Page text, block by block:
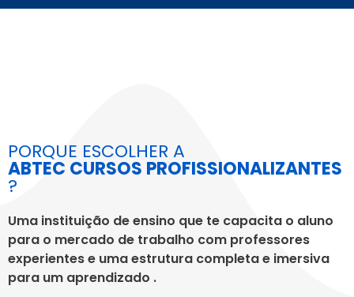
PORQUE ESCOLHER A
ABTEC CURSOS PROFISSIONALIZANTES
?
Uma instituição de ensino que te capacita o aluno
para o mercado de trabalho com professores
experientes e uma estrutura completa e imersiva
para um aprendizado .